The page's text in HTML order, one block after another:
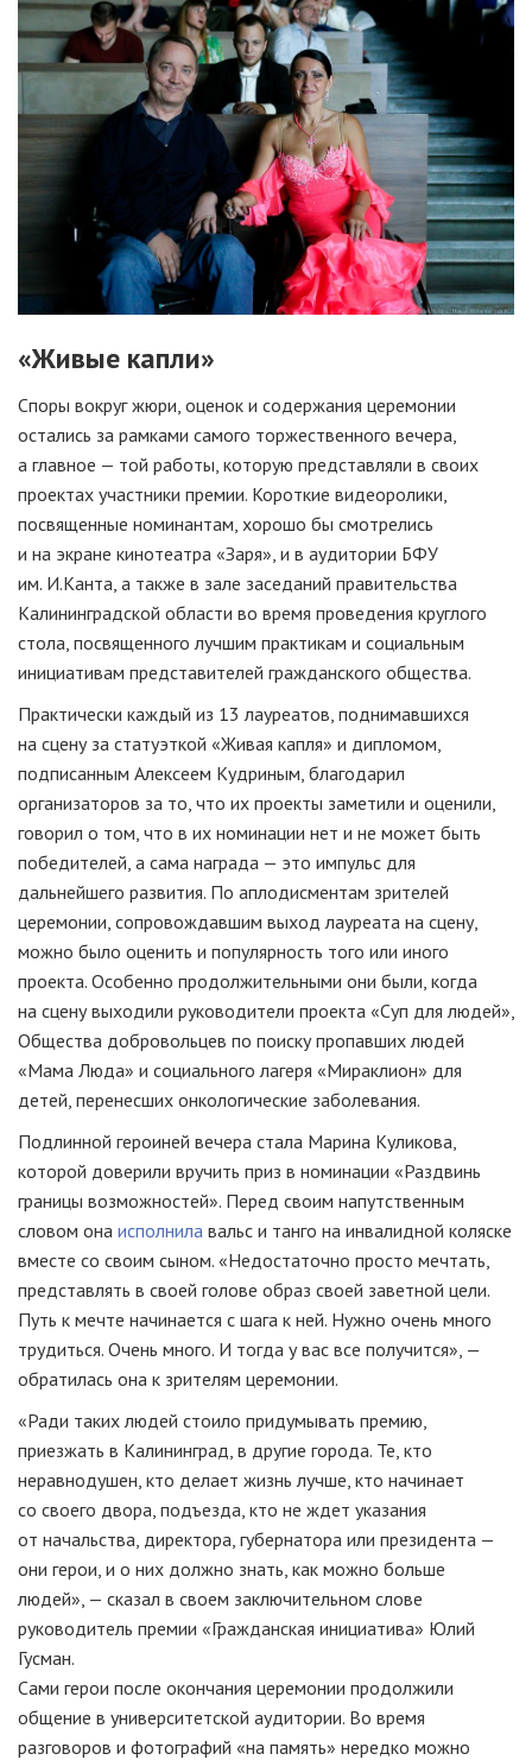
«Живые капли»
Споры вокруг жюри, оценок и содержания церемонии
остались за рамками самого торжественного вечера,
а главное — той работы, которую представляли в своих
проектах участники премии. Короткие видеоролики,
посвященные номинантам, хорошо бы смотрелись
и на экране кинотеатра «Заря», и в аудитории БФУ
им. И.Канта, а также в зале заседаний правительства
Калининградской области во время проведения круглого
стола, посвященного лучшим практикам и социальным
инициативам представителей гражданского общества.
Практически каждый из 13 лауреатов, поднимавшихся
на сцену за статуэткой «Живая капля» и дипломом,
подписанным Алексеем Кудриным, благодарил
организаторов за то, что их проекты заметили и оценили,
говорил о том, что в их номинации нет и не может быть
победителей, а сама награда — это импульс для
дальнейшего развития. По аплодисментам зрителей
церемонии, сопровождавшим выход лауреата на сцену,
можно было оценить и популярность того или иного
проекта. Особенно продолжительными они были, когда
на сцену выходили руководители проекта «Суп для людей»,
Общества добровольцев по поиску пропавших людей
«Мама Люда» и социального лагеря «Мираклион» для
детей, перенесших онкологические заболевания.
Подлинной героиней вечера стала Марина Куликова,
которой доверили вручить приз в номинации «Раздвинь
границы возможностей». Перед своим напутственным
словом она исполнила вальс и танго на инвалидной коляске
вместе со своим сыном. «Недостаточно просто мечтать,
представлять в своей голове образ своей заветной цели.
Путь к мечте начинается с шага к ней. Нужно очень много
трудиться. Очень много. И тогда у вас все получится», —
обратилась она к зрителям церемонии.
«Ради таких людей стоило придумывать премию,
приезжать в Калининград, в другие города. Те, кто
неравнодушен, кто делает жизнь лучше, кто начинает
со своего двора, подъезда, кто не ждет указания
от начальства, директора, губернатора или президента —
они герои, и о них должно знать, как можно больше
людей», — сказал в своем заключительном слове
руководитель премии «Гражданская инициатива» Юлий
Гусман.
Сами герои после окончания церемонии продолжили
общение в университетской аудитории. Во время
разговоров и фотографий «на память» нередко можно